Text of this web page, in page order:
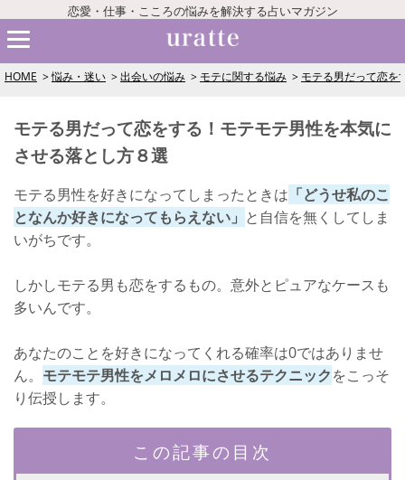
恋愛・仕事・こころの悩みを解決する占いマガジン
HOME 悩み・迷い 出会いの悩み モテに関する悩み モテる男だって恋を
モテる男だって恋をする！モテモテ男性を本気に
させる落とし方８選
モテる男性を好きになってしまったときは 「どうせ私のこ
となんか好きになってもらえない」 と自信を無くしてしま
いがちです。
しかしモテる男も恋をするもの。意外とピュアなケースも
多いんです。
あなたのことを好きになってくれる確率は0ではありませ
ん。 モテモテ男性をメロメロにさせるテクニックをこっそ
り伝授します。
この記事の目次